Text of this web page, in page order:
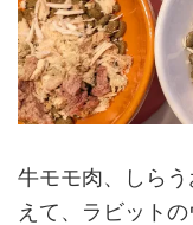
牛モモ肉、しら
えて、ラビット